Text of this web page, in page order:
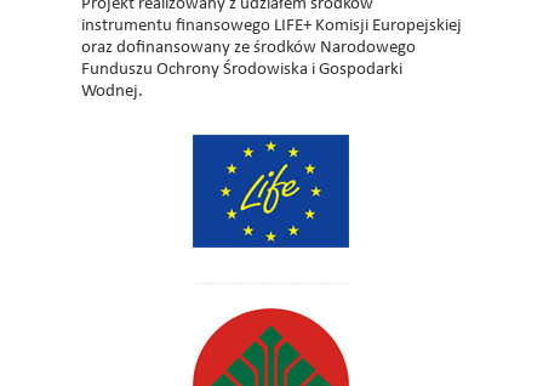
Projekt realizowany z udziałem środków
instrumentu finansowego LIFE+ Komisji Europejskiej
oraz dofinansowany ze środków Narodowego
Funduszu Ochrony Środowiska i Gospodarki
Wodnej.